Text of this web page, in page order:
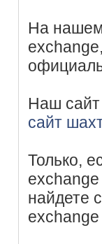
На
Наш
сайт
Только,
найдете
exchange